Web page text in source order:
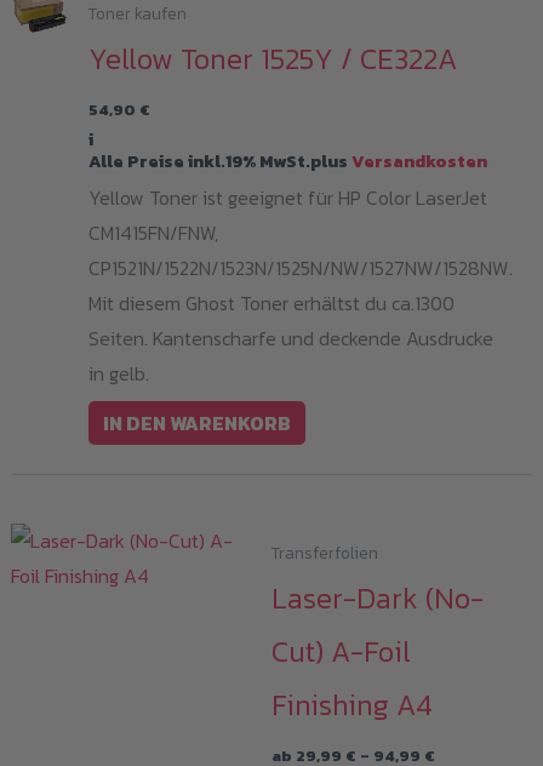
Toner kaufen
Yellow Toner 1525Y / CE322A
54,90 €
i
Alle Preise inkl.19% MwSt.plusVersandkosten
Yellow Toner ist geeignet für HP Color LaserJet
CM1415FN/FNW,
CP1521N/1522N/1523N/1525N/NW/1527NW/1528NW.
Mit diesem Ghost Toner erhältst du ca.1300
Seiten. Kantenscharfe und deckende Ausdrucke
in gelb.
IN DEN WARENKORB
Transferfolien
Laser-Dark (No-
Cut) A-Foil
Finishing A4
ab 29,99 € – 94,99 €